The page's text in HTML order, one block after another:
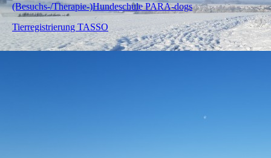
(Besuchs-/Therapie-)Hundeschule PARA-dogs
Tierregistrierung TASSO